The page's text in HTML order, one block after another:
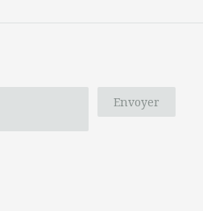
Envoyer